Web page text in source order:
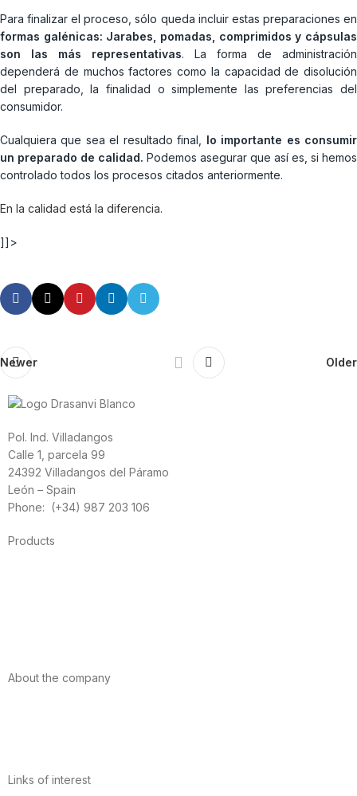
Para finalizar el proceso, sólo queda incluir estas preparaciones en
formas galénicas: Jarabes, pomadas, comprimidos y cápsulas
son las más representativas. La forma de administración
dependerá de muchos factores como la capacidad de disolución
del preparado, la finalidad o simplemente las preferencias del
consumidor.
Cualquiera que sea el resultado final, lo importante es consumir
un preparado de calidad. Podemos asegurar que así es, si hemos
controlado todos los procesos citados anteriormente.
En la calidad está la diferencia.
]]>
Newer Older
Pol. Ind. Villadangos
Calle 1, parcela 99
24392 Villadangos del Páramo
León – Spain
Phone: (+34) 987 203 106
Products
About the company
Links of interest